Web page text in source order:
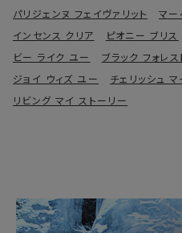
パリジェンヌ フェイヴァリット
マー
インセンス クリア
ピオニー ブリス
ビー ライク ユー
ブラック フォレ
ジョイ ウィズ ユー
チェリッシュ マ
リビング マイ ストーリー